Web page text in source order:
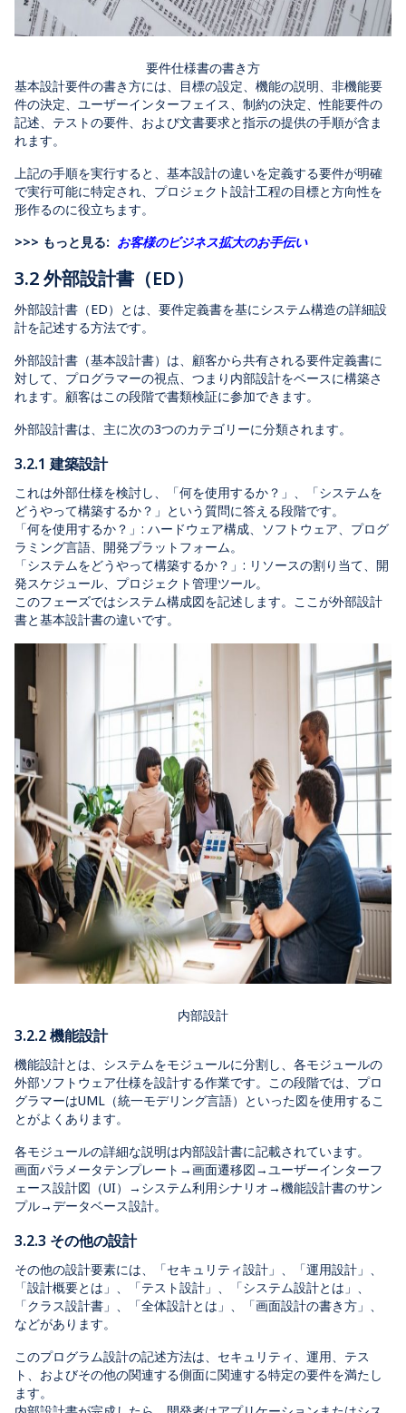
要件仕様書の書き方
基本設計要件の書き方には、目標の設定、機能の説明、非機能要
件の決定、ユーザーインターフェイス、制約の決定、性能要件の
記述、テストの要件、および文書要求と指示の提供の手順が含ま
れます。
上記の手順を実行すると、基本設計の違いを定義する要件が明確
で実行可能に特定され、プロジェクト設計工程の目標と方向性を
形作るのに役立ちます。
>>> もっと見る: お客様のビジネス拡大のお手伝い
3.2 外部設計書（ED）
外部設計書（ED）とは、要件定義書を基にシステム構造の詳細設
計を記述する方法です。
外部設計書（基本設計書）は、顧客から共有される要件定義書に
対して、プログラマーの視点、つまり内部設計をベースに構築さ
れます。顧客はこの段階で書類検証に参加できます。
外部設計書は、主に次の3つのカテゴリーに分類されます。
3.2.1 建築設計
これは外部仕様を検討し、「何を使用するか？」、「システムを
どうやって構築するか？」という質問に答える段階です。
「何を使用するか？」: ハードウェア構成、ソフトウェア、プログ
ラミング言語、開発プラットフォーム。
「システムをどうやって構築するか？」: リソースの割り当て、開
発スケジュール、プロジェクト管理ツール。
このフェーズではシステム構成図を記述します。ここが外部設計
書と基本設計書の違いです。
内部設計
3.2.2 機能設計
機能設計とは、システムをモジュールに分割し、各モジュールの
外部ソフトウェア仕様を設計する作業です。この段階では、プロ
グラマーはUML（統一モデリング言語）といった図を使用するこ
とがよくあります。
各モジュールの詳細な説明は内部設計書に記載されています。
画面パラメータテンプレート→画面遷移図→ユーザーインターフ
ェース設計図（UI）→システム利用シナリオ→機能設計書のサン
プル→データベース設計。
3.2.3 その他の設計
その他の設計要素には、「セキュリティ設計」、「運用設計」、
「設計概要とは」、「テスト設計」、「システム設計とは」、
「クラス設計書」、「全体設計とは」、「画面設計の書き方」、
などがあります。
このプログラム設計の記述方法は、セキュリティ、運用、テス
ト、およびその他の関連する側面に関連する特定の要件を満たし
ます。